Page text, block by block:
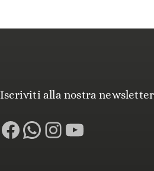
Iscriviti alla nostra newsletter
Facebook
WhatsApp
Instagram
YouTube